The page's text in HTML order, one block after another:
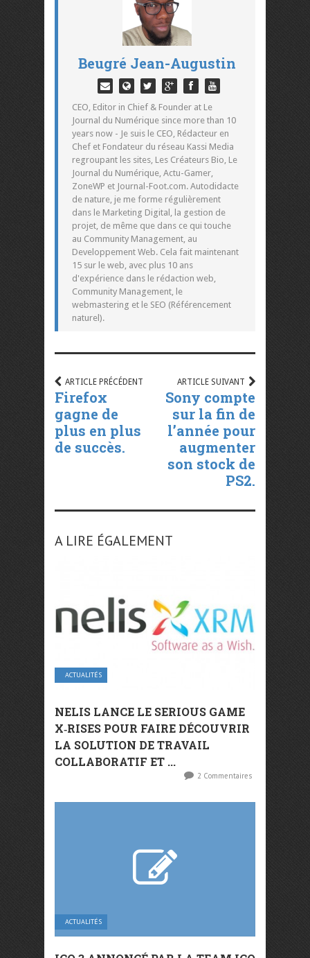
Beugré Jean-Augustin
CEO, Editor in Chief & Founder at Le
Journal du Numérique since more than 10
years now - Je suis le CEO, Rédacteur en
Chef et Fondateur du réseau Kassi Media
regroupant les sites, Les Créateurs Bio, Le
Journal du Numérique, Actu-Gamer,
ZoneWP et Journal-Foot.com. Autodidacte
de nature, je me forme régulièrement
dans le Marketing Digital, la gestion de
projet, de même que dans ce qui touche
au Community Management, au
Developpement Web. Cela fait maintenant
15 sur le web, avec plus 10 ans
d'expérience dans le rédaction web,
Community Management, le
webmastering et le SEO (Référencement
naturel).
ARTICLE PRÉCÉDENT
Firefox
gagne de
plus en plus
de succès.
ARTICLE SUIVANT
Sony compte
sur la fin de
l’année pour
augmenter
son stock de
PS2.
A LIRE ÉGALEMENT
ACTUALITÉS
NELIS LANCE LE SERIOUS GAME
X‐RISES POUR FAIRE DÉCOUVRIR
LA SOLUTION DE TRAVAIL
COLLABORATIF ET ...
2 Commentaires
ACTUALITÉS